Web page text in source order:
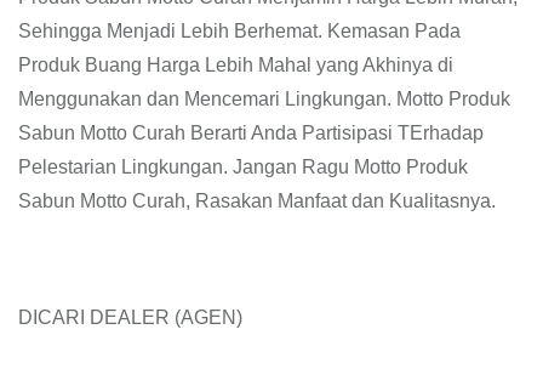
Sehingga Menjadi Lebih Berhemat. Kemasan Pada
Produk Buang Harga Lebih Mahal yang Akhinya di
Menggunakan dan Mencemari Lingkungan. Motto Produk
Sabun Motto Curah Berarti Anda Partisipasi TErhadap
Pelestarian Lingkungan. Jangan Ragu Motto Produk
Sabun Motto Curah, Rasakan Manfaat dan Kualitasnya.
DICARI DEALER (AGEN)